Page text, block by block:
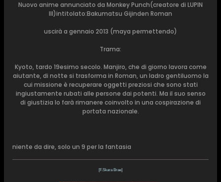
Nuovo anime annunciato da Monkey Punch(creatore di LUPIN
III)intitolato:Bakumatsu Gijinden Roman
uscirà a gennaio 2013 (maya permettendo)
Trama:
Kyoto, tardo 19esimo secolo. Manjiro, che di giorno lavora come
aiutante, di notte si trasforma in Roman, un ladro gentiluomo la
cui missione è recuperare oggetti preziosi che sono stati
ingiustamente rubati alle persone dai potenti. Ma il suo senso
di giustizia lo farà rimanere coinvolto in una cospirazione di
portata nazionale.
niente da dire, solo un 9 per la fantasia
[F.Skara Brae]